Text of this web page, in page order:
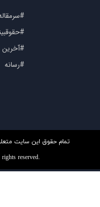
#آخرین
#رسانه
تمام حقوق این سایت
reserved.